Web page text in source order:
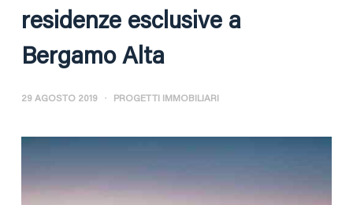
o
residenze esclusive a
Bergamo Alta
29 AGOSTO 2019 PROGETTI IMMOBILIARI